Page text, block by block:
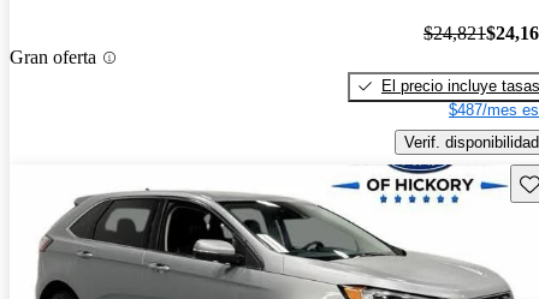
Gran oferta
$24,821
El precio incluye tasas
$487/mes
Verif. disponibilidad